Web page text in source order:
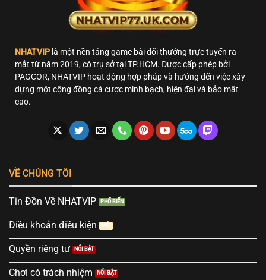
NHATVIP là một nền tảng game bài đổi thưởng trực tuyến ra
mắt từ năm 2019, có trụ sở tại TP.HCM. Được cấp phép bởi
PAGCOR, NHATVIP hoạt động hợp pháp và hướng đến việc xây
dựng một cộng đồng cá cược minh bạch, hiện đại và bảo mật
cao.
VỀ CHÚNG TÔI
Tin Đồn Về NHATVIP
Điều khoản điều kiện
Quyền riêng tư
Chơi có trách nhiệm